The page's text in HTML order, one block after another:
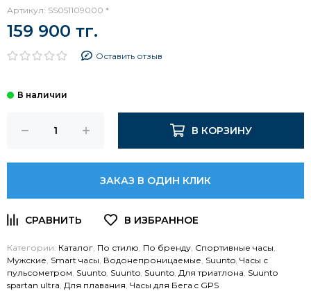
Артикул: SS051109000 *
159 900 тг.
Оставить отзыв
В КОРЗИНУ
ЗАКАЗ В ОДИН КЛИК
Категории: Каталог По стилю По бренду Спортивные часы
Мужские Smart часы Водонепроницаемые Suunto Часы с
пульсометром Suunto Suunto Suunto Для триатлона Suunto
spartan ultra Для плавания Часы для Бега c GPS